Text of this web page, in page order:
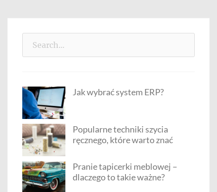
Jak wybrać system ERP?
Popularne techniki szycia
ręcznego, które warto znać
Pranie tapicerki meblowej –
dlaczego to takie ważne?